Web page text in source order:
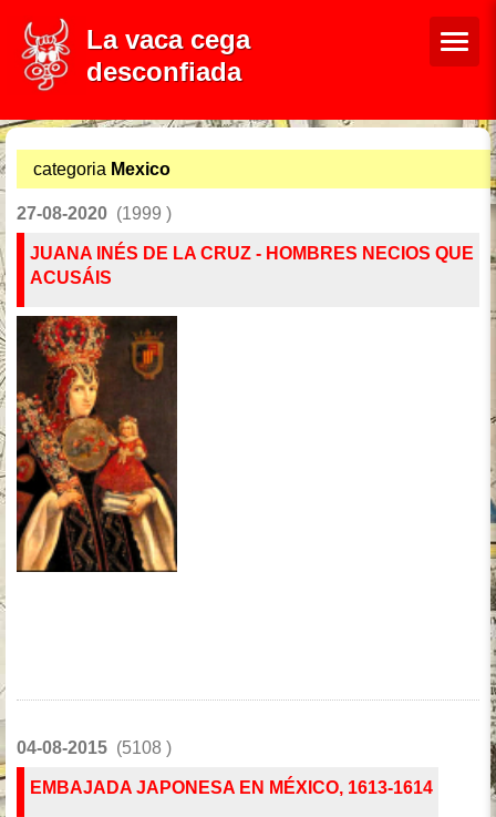
La vaca cega
desconfiada
categoria Mexico
27-08-2020 (1999 )
JUANA INÉS DE LA CRUZ - HOMBRES NECIOS QUE
ACUSÁIS
04-08-2015 (5108 )
EMBAJADA JAPONESA EN MÉXICO, 1613-1614